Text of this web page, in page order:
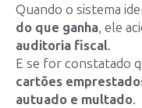
Quando o sistema
do que ganha, ele
auditoria fiscal.
E se for constatado
cartões
autuado e multado.